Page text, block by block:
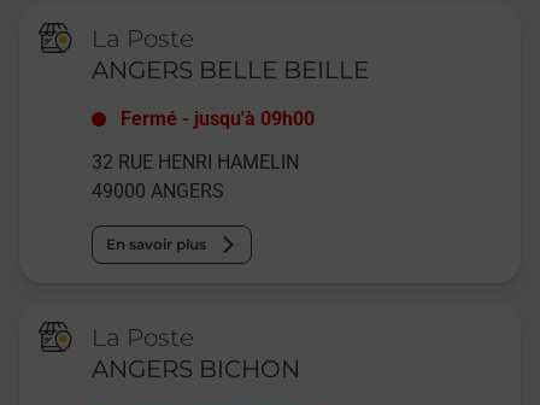
La Poste
ANGERS BELLE BEILLE
Fermé - jusqu'à 09h00
32 RUE HENRI HAMELIN
49000 ANGERS
En savoir plus
La Poste
ANGERS BICHON